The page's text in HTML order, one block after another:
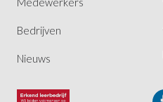
Bedrijven
Nieuws